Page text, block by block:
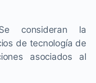
consideran la
de tecnología de
asociados al